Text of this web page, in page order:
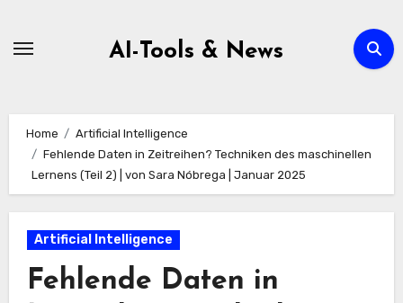
AI-Tools & News
Home
Artificial Intelligence
Fehlende Daten in Zeitreihen? Techniken des maschinellen
Lernens (Teil 2) | von Sara Nóbrega | Januar 2025
Artificial Intelligence
Fehlende Daten in